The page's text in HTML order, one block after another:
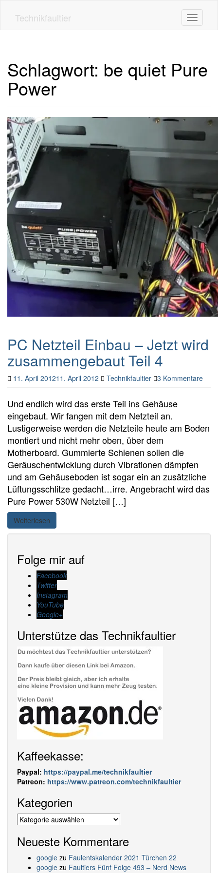
Technikfaultier Toggle
Schlagwort: be quiet Pure
Power
PC Netzteil Einbau – Jetzt wird
zusammengebaut Teil 4
11. April 201211. April 2012 Technikfaultier 3 Kommentare
Und endlich wird das erste Teil ins Gehäuse
eingebaut. Wir fangen mit dem Netzteil an.
Lustigerweise werden die Netzteile heute am Boden
montiert und nicht mehr oben, über dem
Motherboard. Gummierte Schienen sollen die
Geräuschentwicklung durch Vibrationen dämpfen
und am Gehäuseboden ist sogar ein an zusätzliche
Lüftungsschlitze gedacht…irre. Angebracht wird das
Pure Power 530W Netzteil […]
Weiterlesen
Folge mir auf
Facebook
Twitter
Instagram
YouTube
Google+
Unterstütze das Technikfaultier
Kaffeekasse:
Paypal: https://paypal.me/technikfaultier
Patreon: https://www.patreon.com/technikfaultier
Kategorien
Kategorien
Neueste Kommentare
google zu Faulentskalender 2021 Türchen 22
google zu Faultiers Fünf Folge 493 – Nerd News